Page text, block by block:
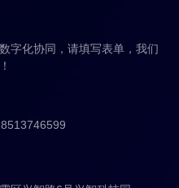
字化协同，请填写表单，我们